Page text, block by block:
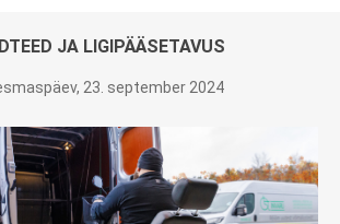
JA LIGIPÄÄSETAVUS
23. september 2024